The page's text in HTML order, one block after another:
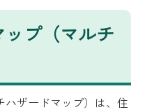
プ（マルチ
ザードマップ）は、住